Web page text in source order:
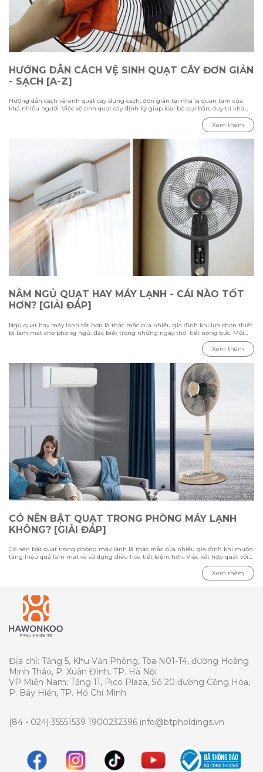
HƯỚNG DẪN CÁCH VỆ SINH QUẠT CÂY ĐƠN GIẢN
- SẠCH [A-Z]
Hướng dẫn cách vệ sinh quạt cây đúng cách, đơn giản tại nhà là quan tâm của
khá nhiều người. Việc vệ sinh quạt cây định kỳ giúp loại bỏ bụi bẩn, duy trì khả
năng làm mát và kéo dài tuổi thọ thiết bị. Trong bài viết này Hawonkoo sẽ hướng
dẫn chi tiết các bước vệ sinh từ cách tháo lắp, làm sạch từng bộ phận đến những
Xem thêm
NẰM NGỦ QUẠT HAY MÁY LẠNH - CÁI NÀO TỐT
HƠN? [GIẢI ĐÁP]
Ngủ quạt hay máy lạnh tốt hơn là thắc mắc của nhiều gia đình khi lựa chọn thiết
bị làm mát cho phòng ngủ, đặc biệt trong những ngày thời tiết nóng bức. Mỗi
phương pháp đều có ưu điểm và hạn chế riêng, phụ thuộc vào nhiệt độ môi
trường, diện tích phòng và nhu cầu sử dụng của từng người. Trong bài viết này
cùng Hawonkoo tìm hiểu sự khác biệt giữa việc ngủ bằng quạt và máy lạnh,
đánh giá ưu nhược điểm của từng thiết bị, đồng thời tham khảo cách sử dụng
phù hợp để tạo không gian nghỉ ngơi thoải mái và tiết kiệm điện.
Xem thêm
CÓ NÊN BẬT QUẠT TRONG PHÒNG MÁY LẠNH
KHÔNG? [GIẢI ĐÁP]
Có nên bật quạt trong phòng máy lạnh là thắc mắc của nhiều gia đình khi muốn
tăng hiệu quả làm mát và sử dụng điều hòa tiết kiệm hơn. Việc kết hợp quạt với
máy lạnh có thể giúp luồng khí lạnh phân bổ đều hơn, nhưng cần sử dụng đúng
cách để tránh gây cảm giác khó chịu. Trong bài viết này cùng Hawonkoo tìm hiểu
ưu nhược điểm khi bật quạt cùng điều hòa, loại quạt phù hợp cho phòng máy
Xem thêm
Địa chỉ: Tầng 5, Khu Văn Phòng, Tòa N01-T4, đường Hoàng
Minh Thảo, P. Xuân Đỉnh, TP. Hà Nội
VP Miền Nam: Tầng 11, Pico Plaza, Số 20 đường Cộng Hòa,
P. Bảy Hiền, TP. Hồ Chí Minh
(84 - 024) 35551539 1900232396 info@btpholdings.vn